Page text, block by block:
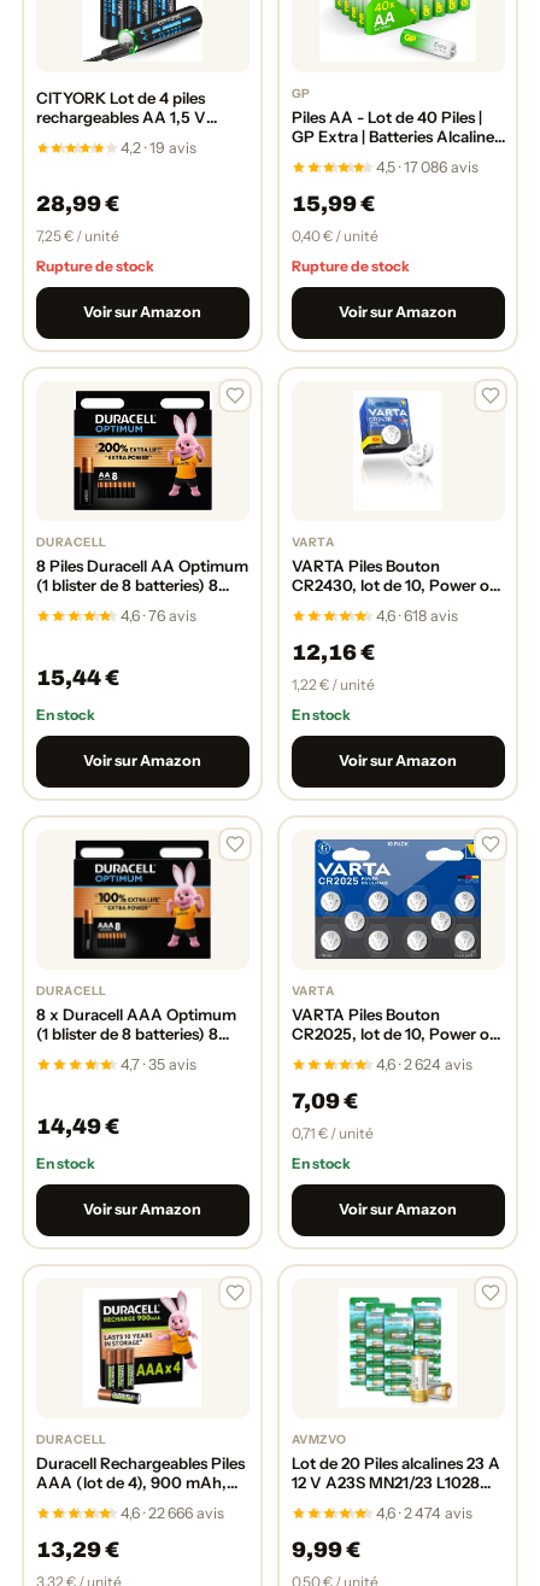
CITYORK Lot de 4 piles
rechargeables AA 1,5 V
avec câble de charge de type
4,2 · 19 avis
28,99 €
7,25 € / unité
Rupture de stock
Voir sur Amazon
GP
Piles AA - Lot de 40 Piles |
GP Extra | Batteries Alcalines
4,5 · 17 086 avis
15,99 €
0,40 € / unité
Rupture de stock
Voir sur Amazon
DURACELL
8 Piles Duracell AA Optimum
(1 blister de 8 batteries) 8
(MX1500/STYLO/MIGNON)
4,6 · 76 avis
15,44 €
En stock
Voir sur Amazon
VARTA
VARTA Piles Bouton
CR2430, lot de 10, Power on
emballage sécurisé pour les
enfants, pour les appareils
Smart Home, clés de voiture
et d'autres applications
4,6 · 618 avis
12,16 €
1,22 € / unité
En stock
Voir sur Amazon
DURACELL
8 x Duracell AAA Optimum
(1 blister de 8 batteries) 8
STYLO/MICRO)4,7 · 35 avis
14,49 €
En stock
Voir sur Amazon
VARTA
VARTA Piles Bouton
CR2025, lot de 10, Power on
emballage sécurisé pour les
enfants, pour appareils
Smart Home, clés de voitures
[Exclusif sur Amazon]
4,6 · 2 624 avis
7,09 €
0,71 € / unité
En stock
Voir sur Amazon
DURACELL
Duracell Rechargeables Piles
AAA (lot de 4), 900 mAh,
durée, un packaging
recyclable 0% plastique
4,6 · 22 666 avis
13,29 €
3,32 € / unité
AVMZVO
Lot de 20 Piles alcalines 23 A
12 V A23S MN21/23 L1028
4,6 · 2 474 avis
9,99 €
0,50 € / unité